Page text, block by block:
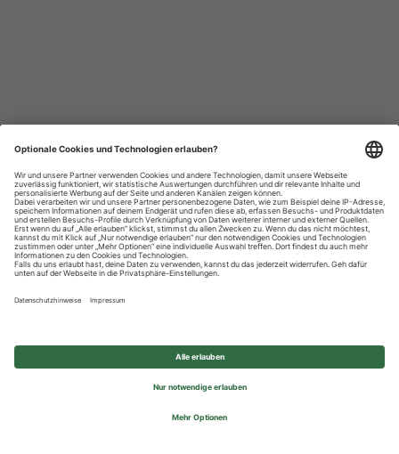
Datenschutzhinweise
Impressum
Privatsphäre-Einstellungen
© 2026 REWE Group - All rights reserved